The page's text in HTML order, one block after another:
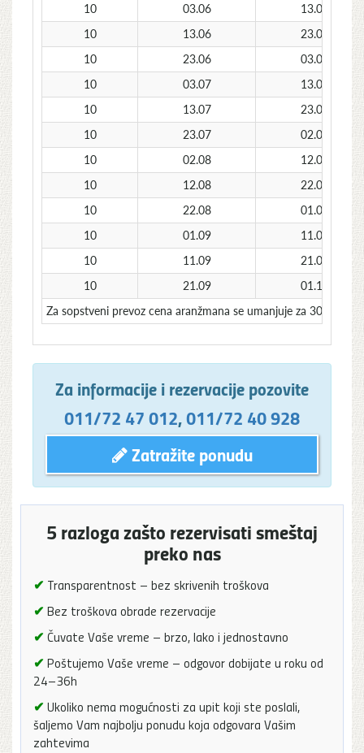
10
03.06
13.06
10
13.06
23.06
10
23.06
03.07
10
03.07
13.07
10
13.07
23.07
10
23.07
02.08
10
02.08
12.08
10
12.08
22.08
10
22.08
01.09
10
01.09
11.09
10
11.09
21.09
10
21.09
01.10
Za sopstveni prevoz cena aranžmana se umanjuje za 30€ po
Za informacije i rezervacije pozovite
011/72 47 012,011/72 40 928
Zatražite ponudu
5 razloga zašto rezervisati smeštaj
preko nas
✔ Transparentnost – bez skrivenih troškova
✔ Bez troškova obrade rezervacije
✔ Čuvate Vaše vreme – brzo, lako i jednostavno
✔ Poštujemo Vaše vreme – odgovor dobijate u roku od
24–36h
✔ Ukoliko nema mogućnosti za upit koji ste poslali,
šaljemo Vam najbolju ponudu koja odgovara Vašim
zahtevima